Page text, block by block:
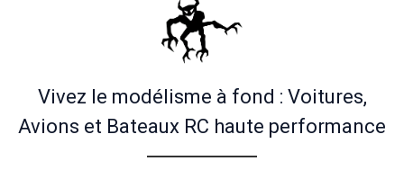
Vivez le modélisme à fond : Voitures,
Avions et Bateaux RC haute performance